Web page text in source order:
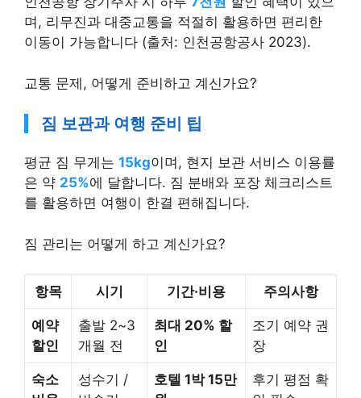
며, 리무진과 대중교통을 적절히 활용하면 편리한
이동이 가능합니다 (출처: 인천공항공사 2023).
짐 보관과 여행 준비 팁
은 약25%에 달합니다. 짐 분배와 포장 체크리스트
를 활용하면 여행이 한결 편해집니다.
항목 시기 기간·비용 주의사항
예약
할인
출발 2~3
개월 전
최대 20% 할
인
조기 예약 권
장
숙소
비용
성수기 /
비수기
호텔 1박 15만
원
후기 평점 확
인 필수